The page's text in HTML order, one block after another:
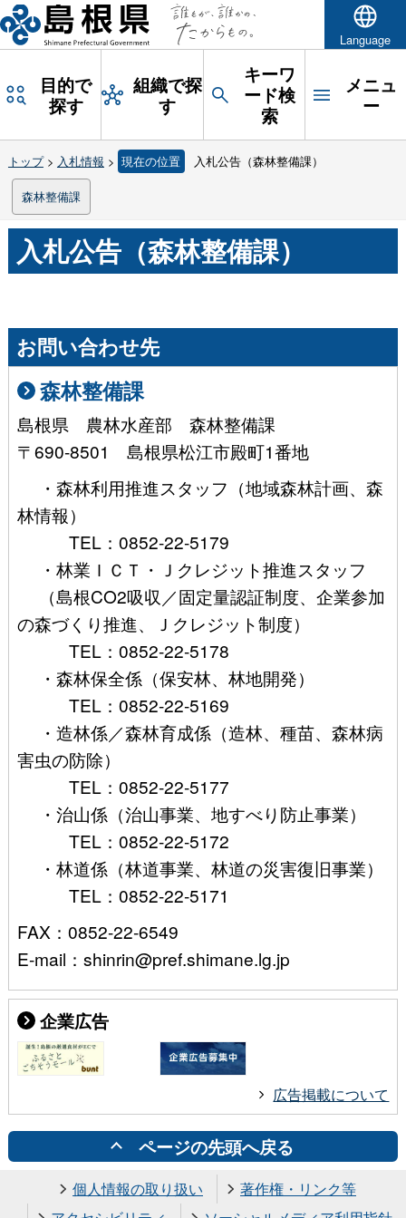
Language
目的で
探す
組織で探
す
キーワ
ード検
索
メニュ
ー
トップ> 入札情報 > 現在の位置 入札公告（森林整備課）
森林整備課
入札公告（森林整備課）
お問い合わせ先
森林整備課
島根県 農林水産部 森林整備課
〒690-8501 島根県松江市殿町1番地
・森林利用推進スタッフ（地域森林計画、森
林情報）
TEL：0852-22-5179
・林業ＩＣＴ・Ｊクレジット推進スタッフ
（島根CO2吸収／固定量認証制度、企業参加
の森づくり推進、Ｊクレジット制度）
TEL：0852-22-5178
・森林保全係（保安林、林地開発）
TEL：0852-22-5169
・造林係／森林育成係（造林、種苗、森林病
害虫の防除）
TEL：0852-22-5177
・治山係（治山事業、地すべり防止事業）
TEL：0852-22-5172
・林道係（林道事業、林道の災害復旧事業）
TEL：0852-22-5171
FAX：0852-22-6549
E-mail：shinrin@pref.shimane.lg.jp
企業広告
広告掲載について
ページの先頭へ戻る
個人情報の取り扱い
著作権・リンク等